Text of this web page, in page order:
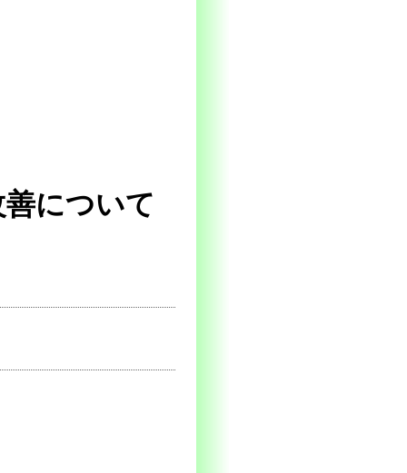
について